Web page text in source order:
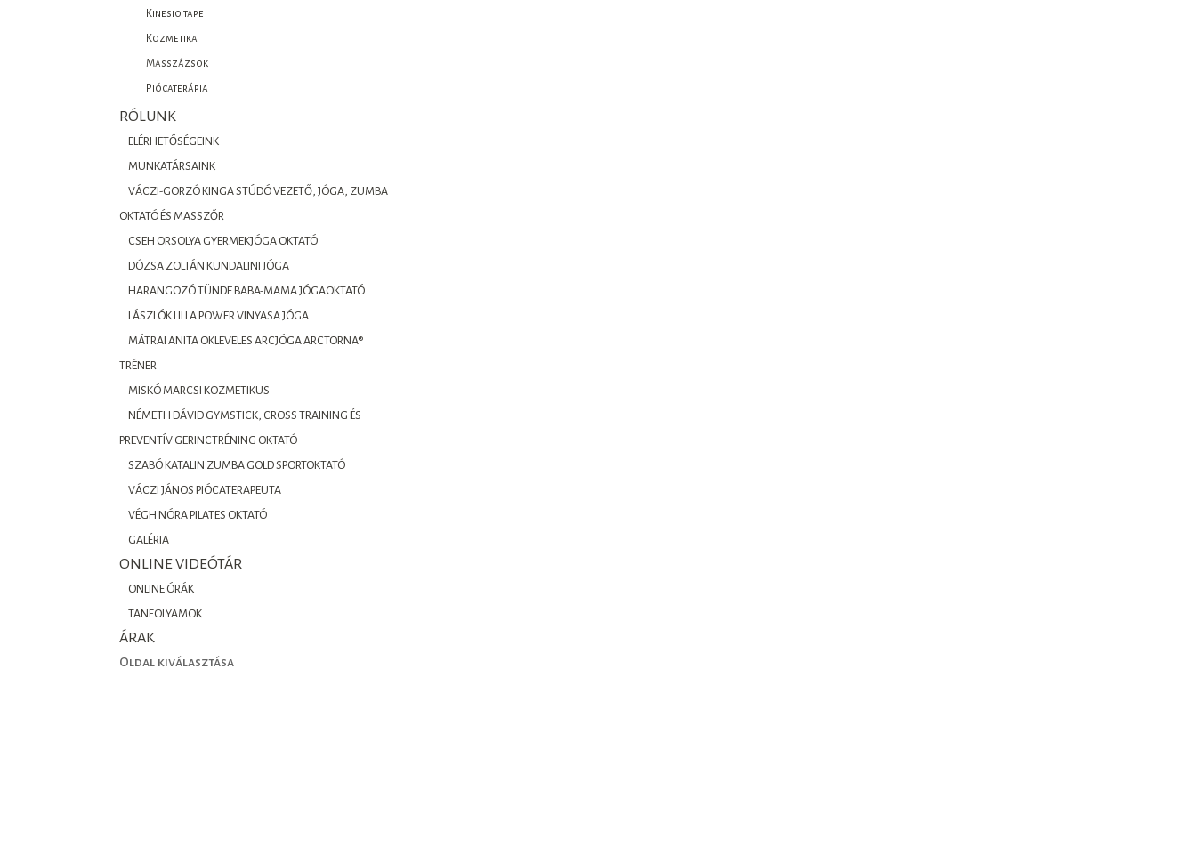
Kinesio tape
Kozmetika
Masszázsok
Piócaterápia
RÓLUNK
ELÉRHETŐSÉGEINK
MUNKATÁRSAINK
VÁCZI-GORZÓ KINGA STÚDÓ VEZETŐ, JÓGA, ZUMBA
OKTATÓ ÉS MASSZŐR
CSEH ORSOLYA GYERMEKJÓGA OKTATÓ
DÓZSA ZOLTÁN KUNDALINI JÓGA
HARANGOZÓ TÜNDE BABA-MAMA JÓGAOKTATÓ
LÁSZLÓK LILLA POWER VINYASA JÓGA
MÁTRAI ANITA OKLEVELES ARCJÓGA ARCTORNA®
TRÉNER
MISKÓ MARCSI KOZMETIKUS
NÉMETH DÁVID GYMSTICK, CROSS TRAINING ÉS
PREVENTÍV GERINCTRÉNING OKTATÓ
SZABÓ KATALIN ZUMBA GOLD SPORTOKTATÓ
VÁCZI JÁNOS PIÓCATERAPEUTA
VÉGH NÓRA PILATES OKTATÓ
GALÉRIA
ONLINE VIDEÓTÁR
ONLINE ÓRÁK
TANFOLYAMOK
ÁRAK
Oldal kiválasztása